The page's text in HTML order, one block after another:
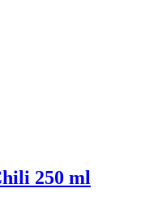
250 ml